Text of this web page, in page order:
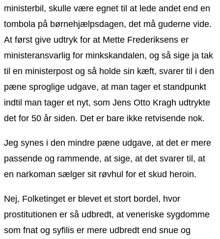
ministerbil, skulle være egnet til at lede andet end en
tombola på børnehjælpsdagen, det må guderne vide.
At først give udtryk for at Mette Frederiksens er
ministeransvarlig for minkskandalen, og så sige ja tak
til en ministerpost og så holde sin kæft, svarer til i den
pæne sproglige udgave, at man tager et standpunkt
indtil man tager et nyt, som Jens Otto Kragh udtrykte
det for 50 år siden. Det er bare ikke retvisende nok.
Jeg synes i den mindre pæne udgave, at det er mere
passende og rammende, at sige, at det svarer til, at
en narkoman sælger sit røvhul for et skud heroin.
Nej, Folketinget er blevet et stort bordel, hvor
prostitutionen er så udbredt, at veneriske sygdomme
som fnat og syfilis er mere udbredt end snue og